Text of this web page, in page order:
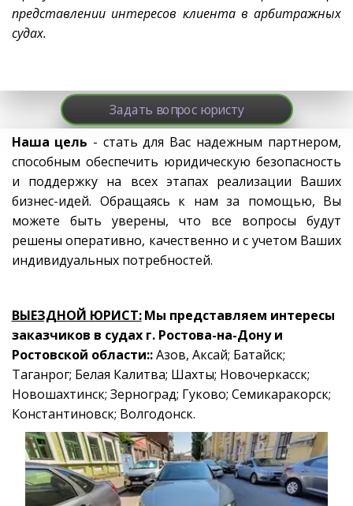
представлении интересов клиента в арбитражных
судах.
Задать вопрос юристу
Наша цель - стать для Вас надежным партнером,
способным обеспечить юридическую безопасность
и поддержку на всех этапах реализации Ваших
бизнес-идей. Обращаясь к нам за помощью, Вы
можете быть уверены, что все вопросы будут
решены оперативно, качественно и с учетом Ваших
индивидуальных потребностей.
ВЫЕЗДНОЙ ЮРИСТ: Мы представляем интересы
заказчиков в судах г. Ростова-на-Дону и
Ростовской области:: Азов, Аксай; Батайск;
Таганрог; Белая Калитва; Шахты; Новочеркасск;
Новошахтинск; Зерноград; Гуково; Семикаракорск;
Константиновск; Волгодонск.